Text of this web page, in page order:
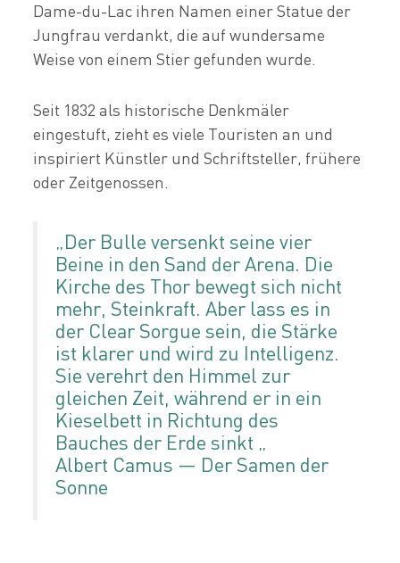
Dame-du-Lac ihren Namen einer Statue der
Jungfrau verdankt, die auf wundersame
Weise von einem Stier gefunden wurde.
Seit 1832 als historische Denkmäler
eingestuft, zieht es viele Touristen an und
inspiriert Künstler und Schriftsteller, frühere
oder Zeitgenossen.
„Der Bulle versenkt seine vier
Beine in den Sand der Arena. Die
Kirche des Thor bewegt sich nicht
mehr, Steinkraft. Aber lass es in
der Clear Sorgue sein, die Stärke
ist klarer und wird zu Intelligenz.
Sie verehrt den Himmel zur
gleichen Zeit, während er in ein
Kieselbett in Richtung des
Bauches der Erde sinkt „
Albert Camus — Der Samen der
Sonne